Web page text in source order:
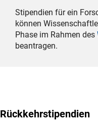
Stipendien für ein
können
Phase im Rahmen des
beantragen.
Rückkehrstipendien